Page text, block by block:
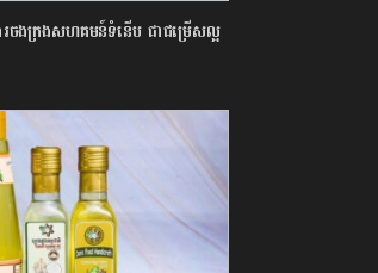
រចងក្រងសហគមន៍ទំនើប ជាជម្រើសល្អ